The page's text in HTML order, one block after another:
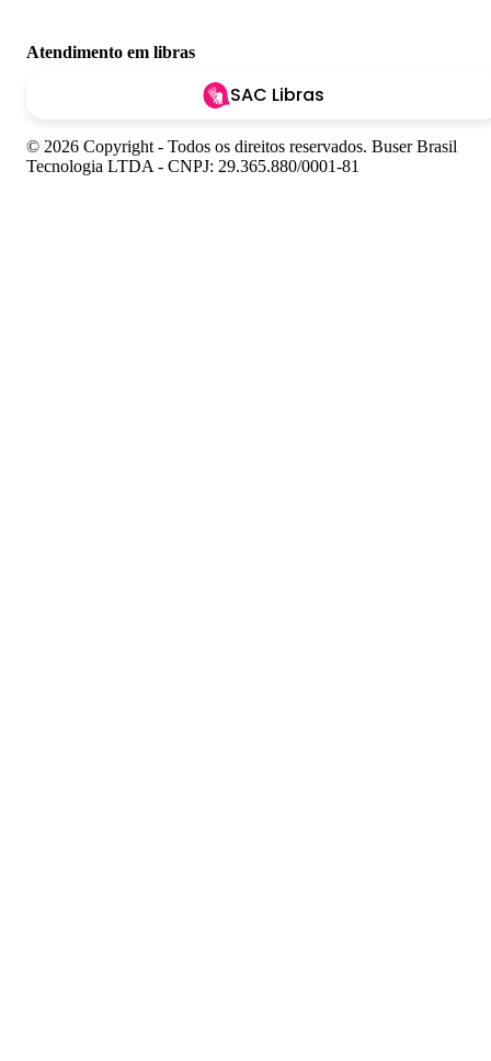
Atendimento em libras
SAC Libras
© 2026 Copyright - Todos os direitos reservados. Buser Brasil
Tecnologia LTDA - CNPJ: 29.365.880/0001-81